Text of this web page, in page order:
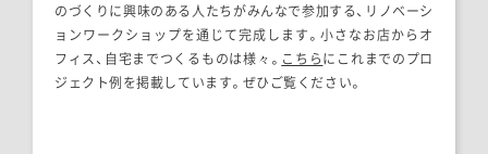
のづくりに興味のある人たちがみんなで参加する、リノベーシ
ョンワークショップを通じて完成します。小さなお店からオ
フィス、自宅までつくるものは様々。 こちらにこれまでのプロ
ジェクト例を掲載しています。ぜひご覧ください。